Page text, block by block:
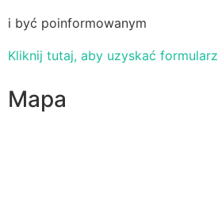
i być poinformowanym
Kliknij tutaj, aby uzyskać formularz
Mapa